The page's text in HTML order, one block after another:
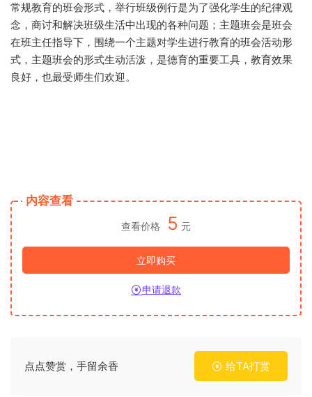
常规教育的班会形式，举行班级例行是为了强化学生的纪律观
念，商讨和解决班级生活中出现的各种问题；主题班会是班会
在班主任指导下，围绕一个主题对学生进行教育的班会活动形
式，主题班会的形式生动活泼，是德育的重要工具，教育效果
良好，也最受师生们欢迎。
内容查看
查看价格 5 元
立即购买
申请退款
点点赞赏，手留余香 给TA打赏